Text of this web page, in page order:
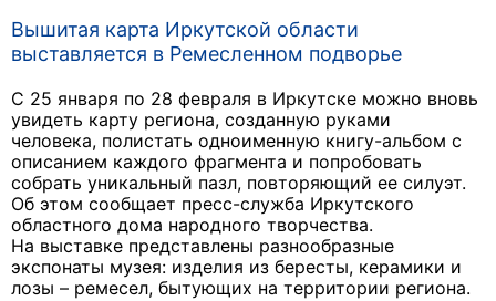
Вышитая карта Иркутской области
выставляется в Ремесленном подворье
С 25 января по 28 февраля в Иркутске можно вновь
увидеть карту региона, созданную руками
человека, полистать одноименную книгу-альбом с
описанием каждого фрагмента и попробовать
собрать уникальный пазл, повторяющий ее силуэт.
Об этом сообщает пресс-служба Иркутского
областного дома народного творчества.
На выставке представлены разнообразные
экспонаты музея: изделия из бересты, керамики и
лозы – ремесел, бытующих на территории региона.